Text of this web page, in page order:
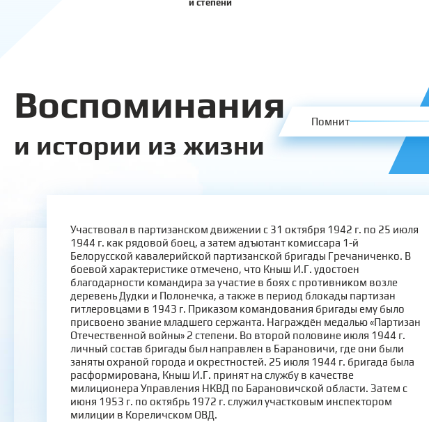
Воспоминания
и истории из жизни
Помнит
Участвовал в партизанском движении с 31 октября 1942 г. по 25 июля
1944 г. как рядовой боец, а затем адъютант комиссара 1-й
Белорусской кавалерийской партизанской бригады Гречаниченко. В
боевой характеристике отмечено, что Кныш И.Г. удостоен
благодарности командира за участие в боях с противником возле
деревень Дудки и Полонечка, а также в период блокады партизан
гитлеровцами в 1943 г. Приказом командования бригады ему было
присвоено звание младшего сержанта. Награждён медалью «Партизан
Отечественной войны» 2 степени. Во второй половине июля 1944 г.
личный состав бригады был направлен в Барановичи, где они были
заняты охраной города и окрестностей. 25 июля 1944 г. бригада была
расформирована, Кныш И.Г. принят на службу в качестве
милиционера Управления НКВД по Барановичской области. Затем с
июня 1953 г. по октябрь 1972 г. служил участковым инспектором
милиции в Кореличском ОВД.